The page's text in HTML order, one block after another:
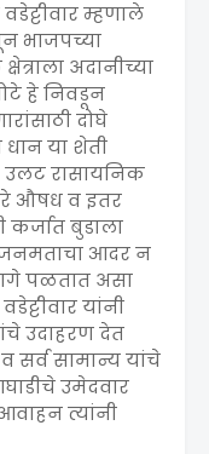
म्हणाले
भाजपच्या
अदानीच्या
हे निवडून
दोघे
या शेती
उलट रासायनिक
औषध व इतर
कर्जात बुडाला
आदर न
पळतात असा
यांनी
उदाहरण देत
सर्व सामान्य यांचे
उमेदवार
त्यांनी